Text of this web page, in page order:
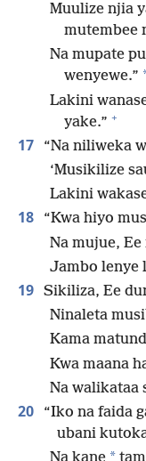
Muulize njia
mutembee
Na mupate
wenyewe.”
Lakini
yake.” +
17 “Na niliweka
‘Musikilize
Lakini
18
“Kwa hiyo
Na mujue,
Jambo lenye
19 Sikiliza, Ee
Ninaleta
Kama
Kwa maana
Na walikataa
20
“Iko na faida
ubani